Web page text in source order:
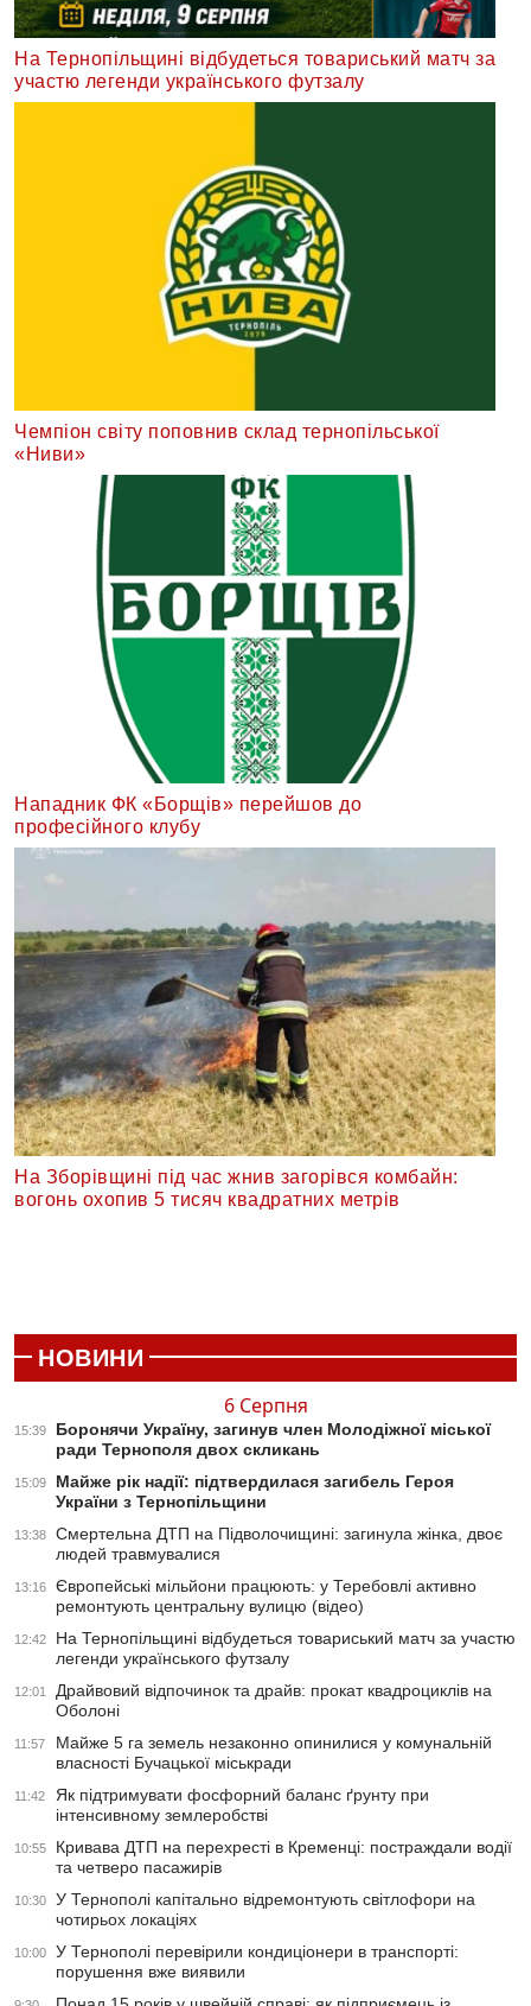
На Тернопільщині відбудеться товариський матч за
участю легенди українського футзалу
Чемпіон світу поповнив склад тернопільської
«Ниви»
Нападник ФК «Борщів» перейшов до
професійного клубу
На Зборівщині під час жнив загорівся комбайн:
вогонь охопив 5 тисяч квадратних метрів
НОВИНИ
6 Серпня
15:39
Боронячи Україну, загинув член Молодіжної міської
ради Тернополя двох скликань
15:09
Майже рік надії: підтвердилася загибель Героя
України з Тернопільщини
13:38
Смертельна ДТП на Підволочищині: загинула жінка, двоє
людей травмувалися
13:16
Європейські мільйони працюють: у Теребовлі активно
ремонтують центральну вулицю (відео)
12:42
На Тернопільщині відбудеться товариський матч за участю
легенди українського футзалу
12:01
Драйвовий відпочинок та драйв: прокат квадроциклів на
Оболоні
11:57
Майже 5 га земель незаконно опинилися у комунальній
власності Бучацької міськради
11:42
Як підтримувати фосфорний баланс ґрунту при
інтенсивному землеробстві
10:55
Кривава ДТП на перехресті в Кременці: постраждали водії
та четверо пасажирів
10:30
У Тернополі капітально відремонтують світлофори на
чотирьох локаціях
10:00
У Тернополі перевірили кондиціонери в транспорті:
порушення вже виявили